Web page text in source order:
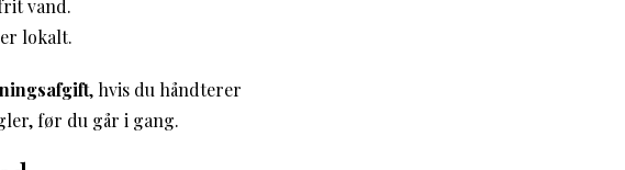
vand.
lokalt.
, hvis du håndterer
før du går i gang.